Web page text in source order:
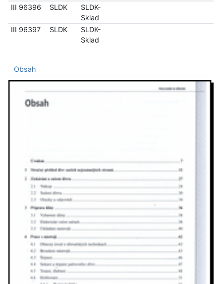
III 96396
SLDK
SLDK-
Sklad
III 96397
SLDK
SLDK-
Sklad
Obsah